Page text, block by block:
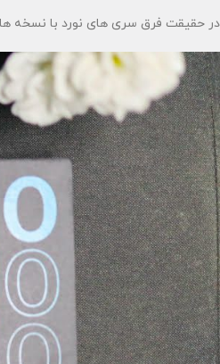
در حقیقت فرق سری های نورد با نسخه